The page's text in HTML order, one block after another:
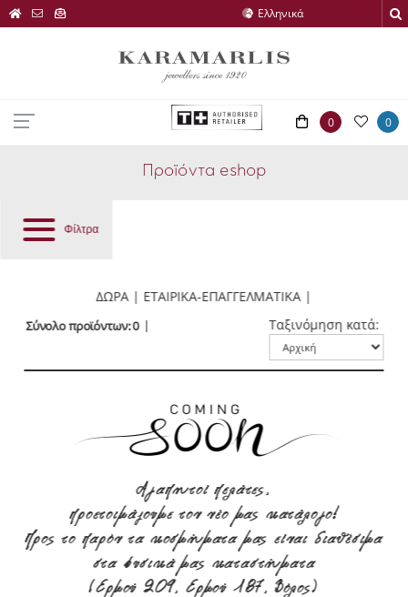
0 0
Προϊόντα eshop
Φίλτρα
ΔΩΡΑ | ΕΤΑΙΡΙΚΑ-ΕΠΑΓΓΕΛΜΑΤΙΚΑ |
Σύνολο προϊόντων: 0 Ταξινόμηση κατά:
Αγαπητοί πελάτες,
προετοιμάζουμε τον νέο μας κατάλογο!
Προς το παρόν τα κοσμήματα μας είναι διαθέσιμα
στα φυσικά μας καταστήματα
(Ερμού 209, Ερμού 187, Βόλος)